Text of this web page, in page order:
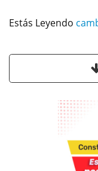
Estás Leyendo